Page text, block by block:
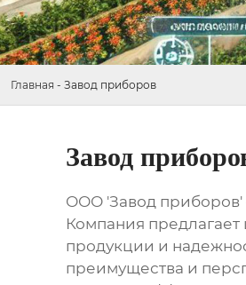
Главная - Завод приборов
Завод
ООО 'Завод приборов'
Компания
продукции и
преимущества и